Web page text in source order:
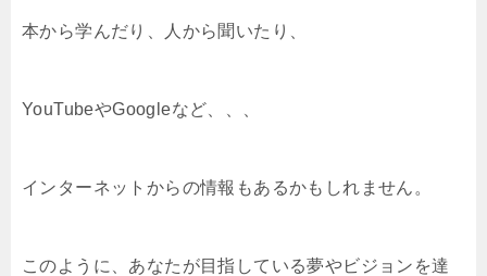
本から学んだり、人から聞いたり、
YouTubeやGoogleなど、、、
インターネットからの情報もあるかもしれません。
このように、あなたが目指している夢やビジョンを達